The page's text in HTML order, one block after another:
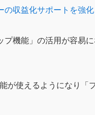
の収益化サポートを強
プ機能」の活用が容易
が使えるようになり「